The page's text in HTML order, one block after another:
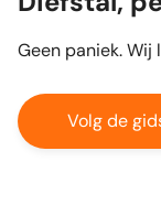
Geen paniek.
Volg de